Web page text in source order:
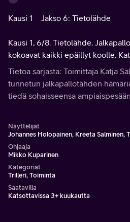
Kausi 1 Jakso 6: Tietolähde
Kausi 1, 6/8. Tietolähde.
kokoavat kaikki epäillyt koolle.
Tietoa sarjasta: Toimittaja Katja
tunnetun jalkapallotähden
tiedä sohaisseensa
Näyttelijät
Johannes Holopainen, Kreeta Salminen,
Ohjaaja
Mikko Kuparinen
Kategoriat
Trilleri, Toiminta
Saatavilla
Katsottavissa 3+ kuukautta